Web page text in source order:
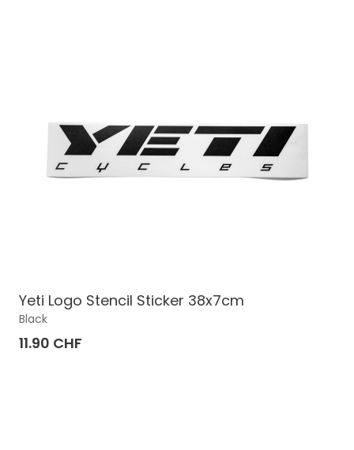
Yeti Logo Stencil Sticker 38x7cm
Black
11.90 CHF